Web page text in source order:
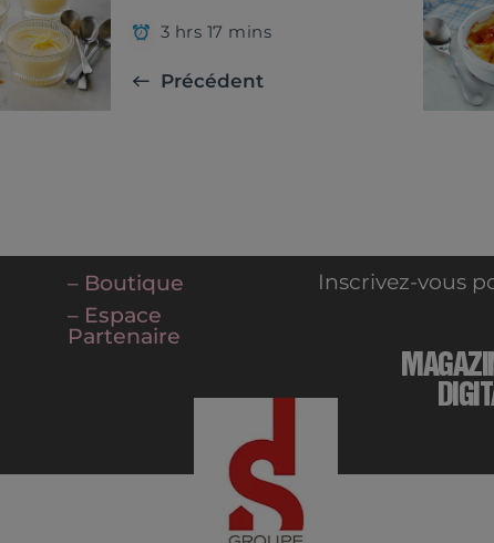
3 hrs 17 mins
Précédent
– Boutique
– Espace
Partenaire
Inscrivez-vous